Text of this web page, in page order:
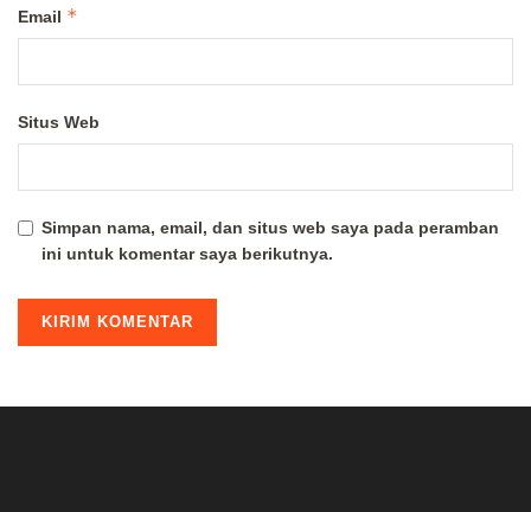
Email *
Situs Web
Simpan nama, email, dan situs web saya pada peramban
ini untuk komentar saya berikutnya.